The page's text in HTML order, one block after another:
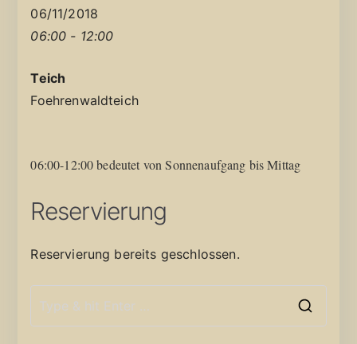
06/11/2018
06:00 - 12:00
Teich
Foehrenwaldteich
06:00-12:00 bedeutet von Sonnenaufgang bis Mittag
Reservierung
Reservierung bereits geschlossen.